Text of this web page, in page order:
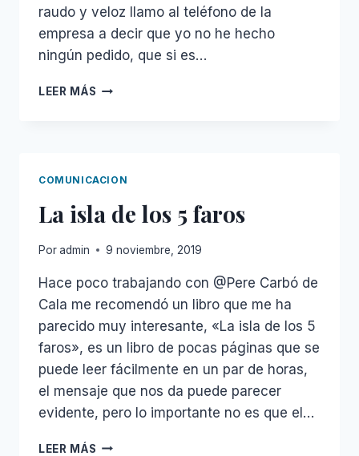
raudo y veloz llamo al teléfono de la
empresa a decir que yo no he hecho
ningún pedido, que si es…
LEER MÁS NATIONAL
COMUNICACION
La isla de los 5 faros
Poradmin 9 noviembre, 2019
Hace poco trabajando con @Pere Carbó de
Cala me recomendó un libro que me ha
parecido muy interesante, «La isla de los 5
faros», es un libro de pocas páginas que se
puede leer fácilmente en un par de horas,
el mensaje que nos da puede parecer
evidente, pero lo importante no es que el…
LEER MÁS LA